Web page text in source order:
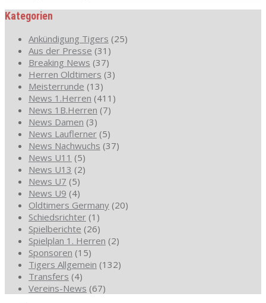
Kategorien
Ankündigung Tigers (25)
Aus der Presse (31)
Breaking News (37)
Herren Oldtimers (3)
Meisterrunde (13)
News 1.Herren (411)
News 1B.Herren (7)
News Damen (3)
News Lauflerner (5)
News Nachwuchs (37)
News U11 (5)
News U13 (2)
News U7 (5)
News U9 (4)
Oldtimers Germany (20)
Schiedsrichter (1)
Spielberichte (26)
Spielplan 1. Herren (2)
Sponsoren (15)
Tigers Allgemein (132)
Transfers (4)
Vereins-News (67)